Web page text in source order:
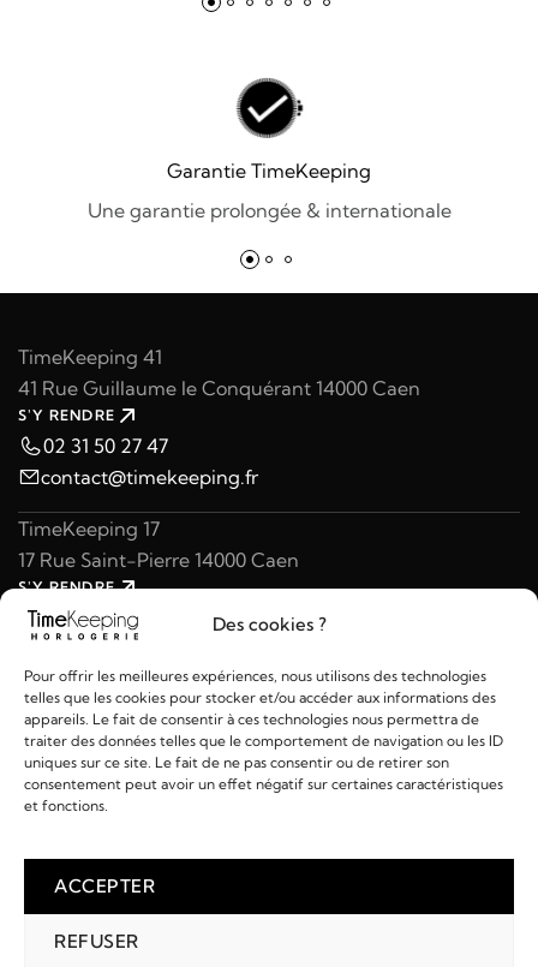
Des cookies ?
Pour offrir les meilleures expériences, nous utilisons des technologies
telles que les cookies pour stocker et/ou accéder aux informations des
appareils. Le fait de consentir à ces technologies nous permettra de
traiter des données telles que le comportement de navigation ou les ID
uniques sur ce site. Le fait de ne pas consentir ou de retirer son
consentement peut avoir un effet négatif sur certaines caractéristiques
et fonctions.
ACCEPTER
REFUSER
Garantie TimeKeeping
Une garantie prolongée & internationale
TimeKeeping 41
41 Rue Guillaume le Conquérant 14000 Caen
S'Y RENDRE
02 31 50 27 47
contact@timekeeping.fr
TimeKeeping 17
17 Rue Saint-Pierre 14000 Caen
S'Y RENDRE
02 31 47 49 97
Liens utiles
2026 © TIMEKEEPING - Réalisé par